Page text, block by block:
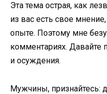
Эта тема острая, как
из вас есть свое
опыте. Поэтому мне
комментариях. Давайте
и осуждения.
Мужчины, признайтесь: